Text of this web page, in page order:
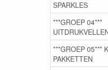
SPARKLES
***GROEP 04***
***GROEP 05***
PAKKETTEN